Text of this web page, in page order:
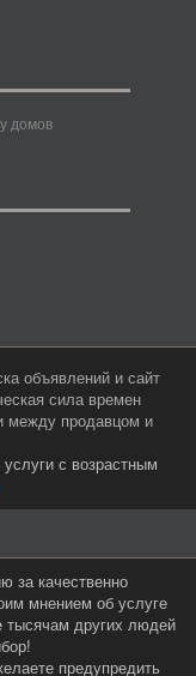
домов
объявлений и сайт
сила времен
между продавцом и
с возрастным
за качественно
мнением об услуге
других людей
предупредить